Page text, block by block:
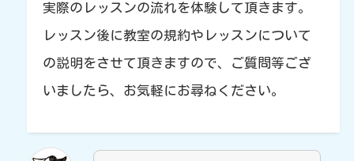
実際のレッスンの流れを体験して頂きます。
レッスン後に教室の規約やレッスンについて
の説明をさせて頂きますので、ご質問等ござ
いましたら、お気軽にお尋ねください。